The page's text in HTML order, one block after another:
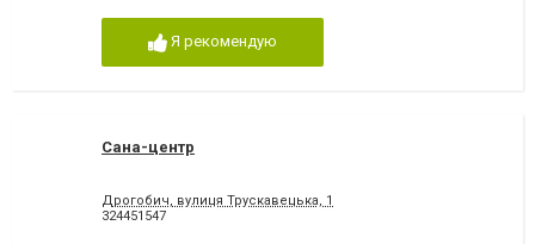
Я рекомендую
Сана-центр
Дрогобич, вулиця Трускавецька, 1
324451547